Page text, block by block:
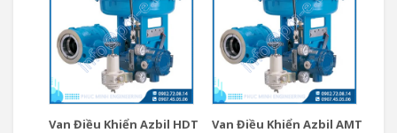
Van Điều Khiển Azbil HDT Van Điều Khiển Azbil AMT